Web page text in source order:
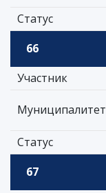
Статус
66
Участник
Муниципалитет
Статус
67